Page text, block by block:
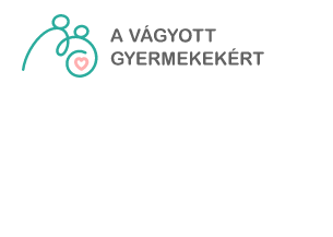
Ugrás a fő tartalomhoz